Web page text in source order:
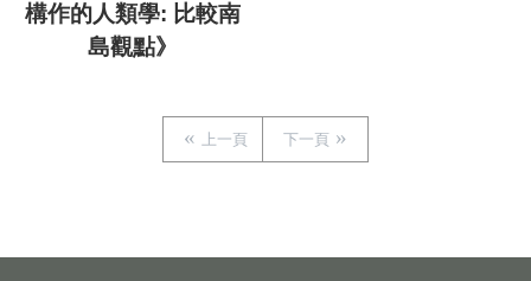
構作的人類學: 比較南
島觀點》
上一頁 下一頁